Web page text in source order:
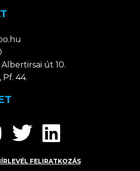
Albertirsai út 10.
Pf. 44.
FELIRATKOZÁS